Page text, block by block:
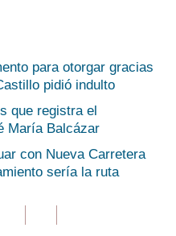
para otorgar gracias
pidió indulto
que registra el
María Balcázar
con Nueva Carretera
sería la ruta